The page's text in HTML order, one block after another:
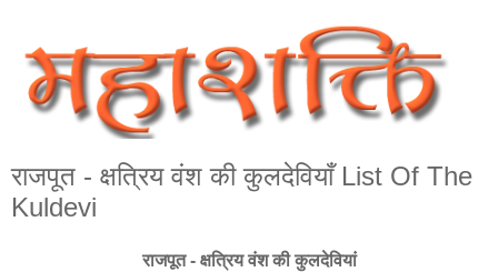
राजपूत - क्षत्रिय वंश की कुलदेवियाँ List Of The
Kuldevi
राजपूत - क्षत्रिय वंश की कुलदेवियां